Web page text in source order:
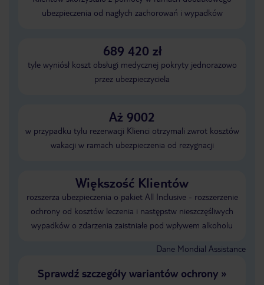
ubezpieczenia od nagłych zachorowań i wypadków
689 420 zł
tyle wyniósł koszt obsługi medycznej pokryty jednorazowo
przez ubezpieczyciela
Aż 9002
w przypadku tylu rezerwacji Klienci otrzymali zwrot kosztów
wakacji w ramach ubezpieczenia od rezygnacji
Większość Klientów
rozszerza ubezpieczenia o pakiet All Inclusive - rozszerzenie
ochrony od kosztów leczenia i następstw nieszczęśliwych
wypadków o zdarzenia zaistniałe pod wpływem alkoholu
Dane Mondial Assistance
Sprawdź szczegóły wariantów ochrony»